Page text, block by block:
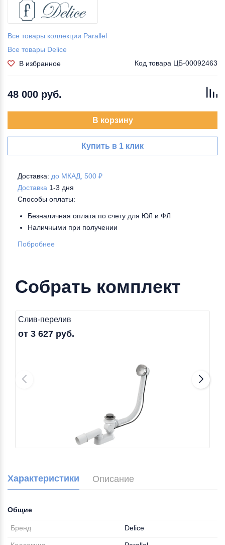
Все товары коллекции Parallel
Все товары Delice
В избранное
Код товара ЦБ-00092463
48 000 руб.
В корзину
Купить в 1 клик
Доставка: до МКАД, 500 ₽
Доставка 1-3 дня
Способы оплаты:
Безналичная оплата по счету для ЮЛ и ФЛ
Наличными при получении
Побробнее
Собрать комплект
Слив-перелив
от 3 627 руб.
Характеристики Описание
Общие
Бренд Delice